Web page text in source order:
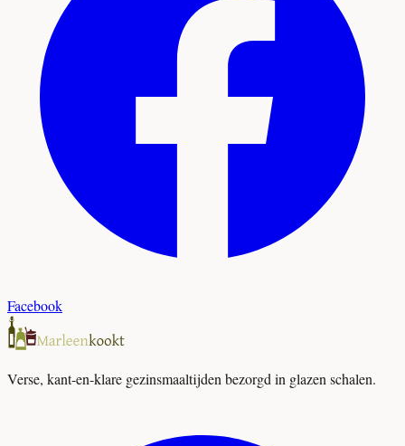
Facebook
Verse, kant-en-klare gezinsmaaltijden bezorgd in glazen schalen.